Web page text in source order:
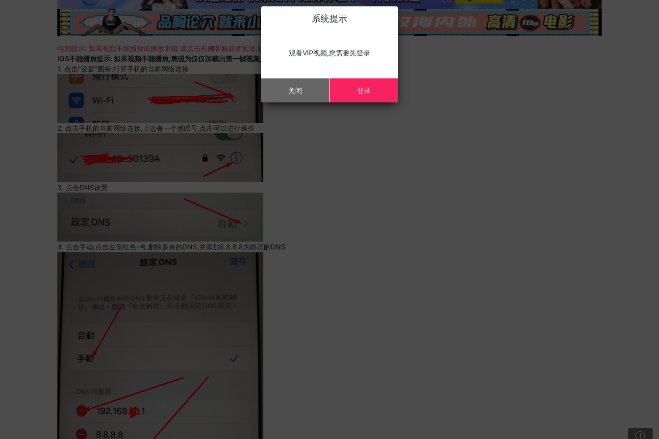
特别提示: 如果视频不能播放或播放出错,请点击右侧客服或者反馈,联系我们;
IOS不能播放提示: 如果视频不能播放,表现为仅仅加载出第一帧视频,且您的设备为苹果手机,请进行以下修改;
1. 点击"设置"图标,打开手机的当前网络连接
2. 点击手机的当前网络连接,上边有一个感叹号,点击可以进行操作
3. 点击DNS设置
4. 点击手动,点击左侧红色-号,删除多余的DNS,并添加8.8.8.8为静态的DNS
系统提示
观看VIP视频,您需要先登录
关闭 登录